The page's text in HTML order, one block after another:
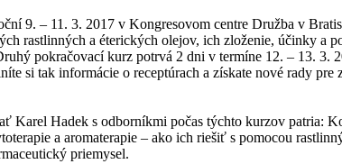
9. – 11. 3. 2017 v Kongresovom centre Družba v
rastlinných a éterických olejov, ich zloženie, účinky a
pokračovací kurz potrvá 2 dni v termíne 12. – 13.
si tak informácie o receptúrach a získate nové rady
Karel Hadek s odborníkmi počas týchto kurzov patria:
a aromaterapie – ako ich riešiť s pomocou
priemysel.